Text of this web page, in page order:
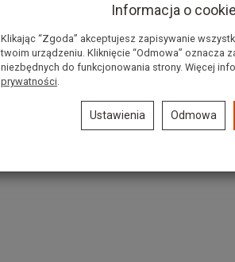
Informacja o
Klikając “Zgoda” akceptujesz zapisywanie
twoim urządzeniu. Kliknięcie “Odmowa” oznacza
niezbędnych do funkcjonowania strony. Więcej
prywatności
Ustawienia Odmowa